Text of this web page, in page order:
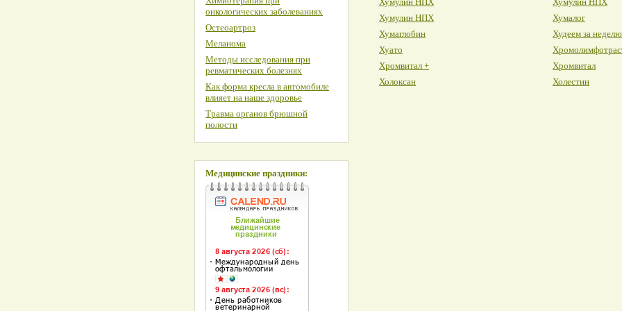
Хумулин НПХ
Хумалог
Хумаглобин
Худеем за неделю
Хуато
Хромвитал +
Хромвитал
Холоксан
Холестин
онкологических заболеваниях
Остеоартроз
Меланома
Методы исследования при
ревматических болезнях
Как форма кресла в автомобиле
влияет на наше здоровье
Травма органов брюшной
полости
Медицинские праздники: